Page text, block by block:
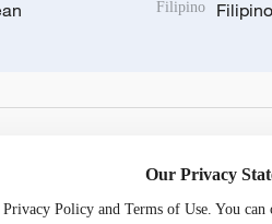
Filipino
Filipino
Our Privacy
Policy and Terms of Use. You can